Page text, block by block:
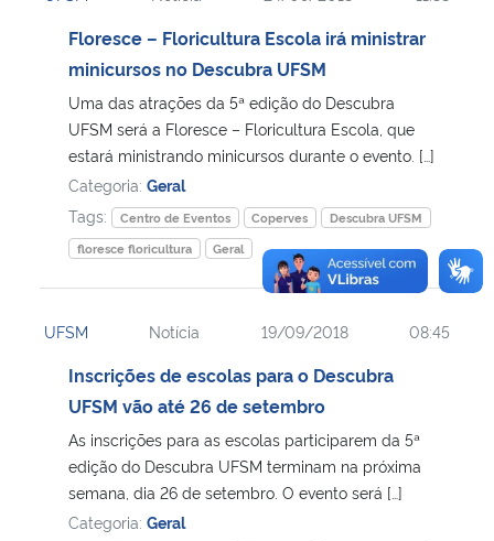
Floresce – Floricultura Escola irá ministrar
minicursos no Descubra UFSM
Uma das atrações da 5ª edição do Descubra
UFSM será a Floresce – Floricultura Escola, que
estará ministrando minicursos durante o evento. […]
Categoria: Geral
Tags:
Centro de Eventos Coperves
Descubra UFSM
floresce floricultura
Geral
UFSM Notícia 19/09/2018 08:45
Inscrições de escolas para o Descubra
UFSM vão até 26 de setembro
As inscrições para as escolas participarem da 5ª
edição do Descubra UFSM terminam na próxima
semana, dia 26 de setembro. O evento será […]
Categoria: Geral